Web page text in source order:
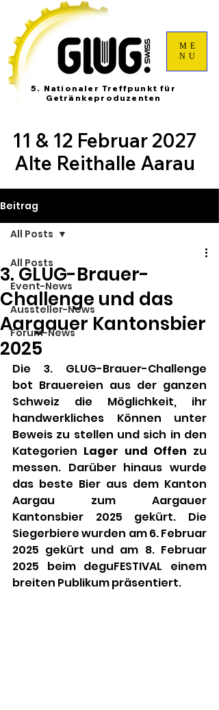
ME
NU
11 & 12 Februar 2027
Alte Reithalle Aarau
5. Nationaler Treffpunkt für
Getränkeproduzenten
Beitrag
All Posts
Event-News
Aussteller-News
Forum-News
All Posts
3. GLUG-Brauer-
Challenge und das
Aargauer Kantonsbier
2025
Die 3. GLUG-Brauer-Challenge
bot Brauereien aus der ganzen
Schweiz die Möglichkeit, ihr
handwerkliches Können unter
Beweis zu stellen und sich in den
Kategorien Lager und Offen zu
messen. Darüber hinaus wurde
das beste Bier aus dem Kanton
Aargau zum Aargauer
Kantonsbier 2025 gekürt. Die
Siegerbiere wurden am 6. Februar
2025 gekürt und am 8. Februar
2025 beim deguFESTIVAL einem
breiten Publikum präsentiert.